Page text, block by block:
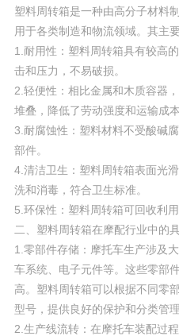
塑料周转箱是一种由高分子材料
用于各类制造和物流领域。其主
1.耐用性：塑料周转箱具有较高
击和压力，不易破损。
2.轻便性：相比金属和木质容器
堆叠，降低了劳动强度和运输成本
3.耐腐蚀性：塑料材料不受酸碱
部件。
4.清洁卫生：塑料周转箱表面光
洗和消毒，符合卫生标准。
5.环保性：塑料周转箱可回收利
二、塑料周转箱在摩配行业中的
1.零部件存储：摩托车生产涉及
车系统、电子元件等。这些零部
高。塑料周转箱可以根据不同零
型号，提供良好的保护和分类管理
2.生产线流转：在摩托车装配过